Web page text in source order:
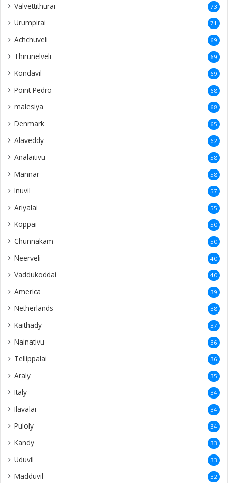
Valvettithurai 73
Urumpirai 71
Achchuveli 69
Thirunelveli 69
Kondavil 69
Point Pedro 68
malesiya 68
Denmark 65
Alaveddy 62
Analaitivu 58
Mannar 58
Inuvil 57
Ariyalai 55
Koppai 50
Chunnakam 50
Neerveli 40
Vaddukoddai 40
America 39
Netherlands 38
Kaithady 37
Nainativu 36
Tellippalai 36
Araly 35
Italy 34
Ilavalai 34
Puloly 34
Kandy 33
Uduvil 33
Madduvil 32